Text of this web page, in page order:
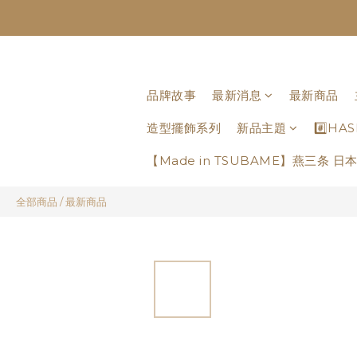
品牌故事 最新消息 最新商品
造型擺飾系列 新品主題
【Made in TSUBAME】燕三条 日
全部商品 /最新商品